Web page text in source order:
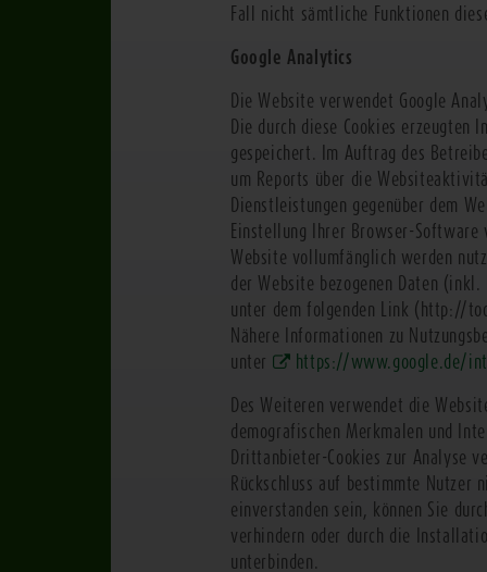
Fall nicht sämtliche Funktionen
Google Analytics
Die Website verwendet Google
Die durch diese Cookies erzeugten
gespeichert. Im Auftrag des
um Reports über die
Dienstleistungen gegenüber dem
Einstellung Ihrer Browser-
Website vollumfänglich werden
der Website bezogenen Daten
unter dem folgenden Link ( http://
Nähere Informationen zu
unter
https://www.google.de/
Des Weiteren verwendet die
demografischen Merkmalen und
Drittanbieter-Cookies zur Analyse
Rückschluss auf bestimmte
einverstanden sein, können Sie
verhindern oder durch die
unterbinden.